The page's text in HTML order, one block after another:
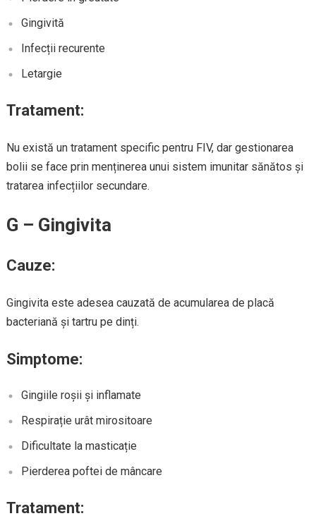
Gingivită
Infecții recurente
Letargie
Tratament:
Nu există un tratament specific pentru FIV, dar gestionarea
bolii se face prin menținerea unui sistem imunitar sănătos și
tratarea infecțiilor secundare.
G – Gingivita
Cauze:
Gingivita este adesea cauzată de acumularea de placă
bacteriană și tartru pe dinți.
Simptome:
Gingiile roșii și inflamate
Respirație urât mirositoare
Dificultate la masticație
Pierderea poftei de mâncare
Tratament: